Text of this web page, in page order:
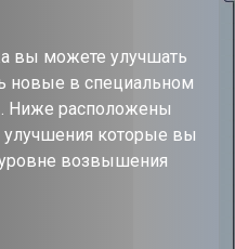
вы можете улучшать
новые в специальном
Ниже расположены
которые вы
возвышения